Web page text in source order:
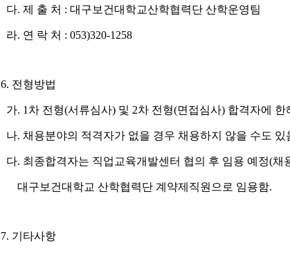
다. 제 출 처 : 대구보건대학교산학협력단 산학운영팀
라. 연 락 처 : 053)320-1258
6. 전형방법
가. 1 차 전형(서류심사) 및 2차 전형(면접심사) 합격자에 한
나. 채용분야의 적격자가 없을 경우 채용하지 않을 수도 있
다. 최종합격자는 직업교육개발센터 협의 후 임용 예정(채
대구보건대학교 산학협력단 계약제직원으로 임용함.
7. 기타사항